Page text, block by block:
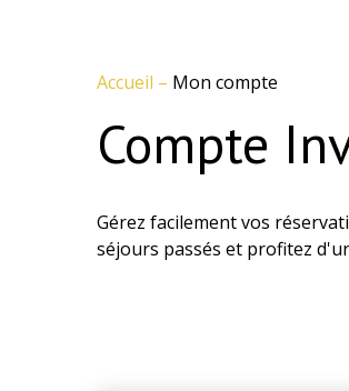
Accueil – Mon compte
Compte
Gérez facilement vos
séjours passés et profitez